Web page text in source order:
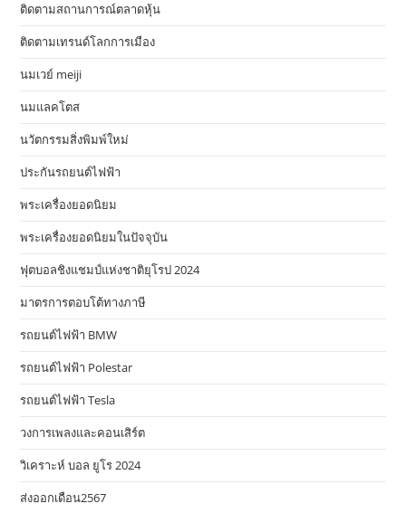
ติดตามสถานการณ์ตลาดหุ้น
ติดตามเทรนด์โลกการเมือง
นมเวย์ meiji
นมแลคโตส
นวัตกรรมสิ่งพิมพ์ใหม่
ประกันรถยนต์ไฟฟ้า
พระเครื่องยอดนิยม
พระเครื่องยอดนิยมในปัจจุบัน
ฟุตบอลชิงแชมป์แห่งชาติยุโรป 2024
มาตรการตอบโต้ทางภาษี
รถยนต์ไฟฟ้า BMW
รถยนต์ไฟฟ้า Polestar
รถยนต์ไฟฟ้า Tesla
วงการเพลงและคอนเสิร์ต
วิเคราะห์ บอล ยูโร 2024
ส่งออกเดือน2567